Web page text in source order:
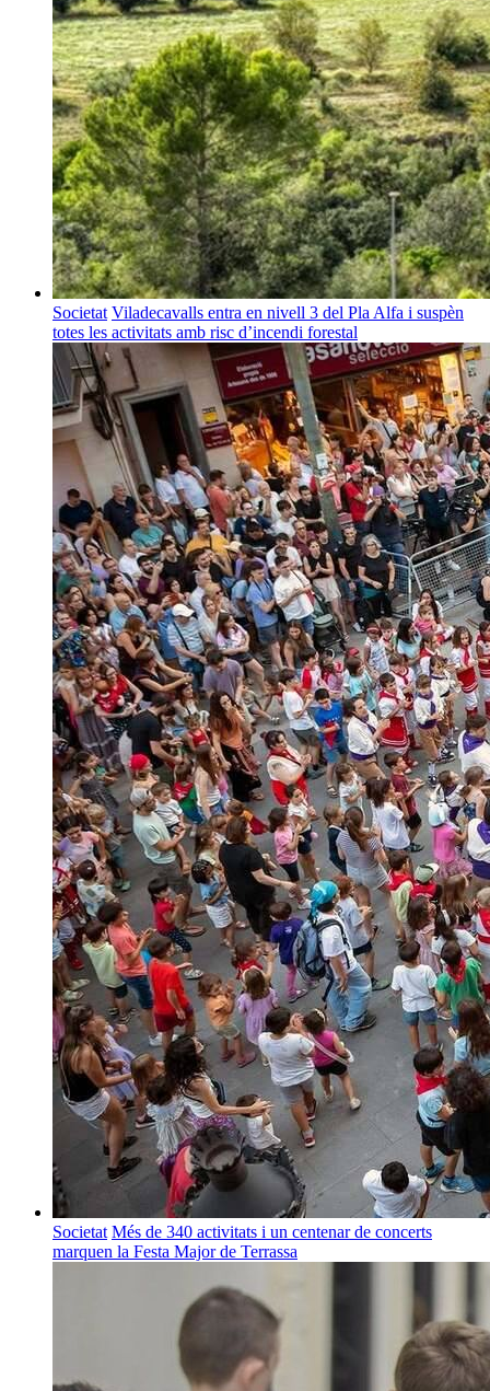
Societat Viladecavalls entra en nivell 3 del Pla Alfa i suspèn
totes les activitats amb risc d’incendi forestal
Societat Més de 340 activitats i un centenar de concerts
marquen la Festa Major de Terrassa